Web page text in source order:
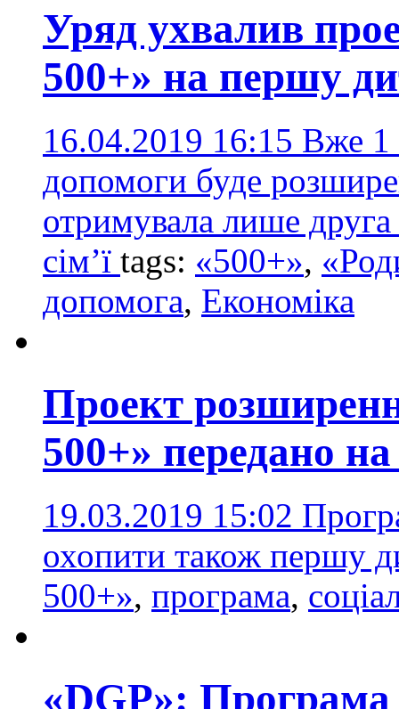
Уряд ухвалив
500+» на першу
16.04.2019 16:15 Вже 1
допомоги буде
отримувала лише
сім’ї tags: «500+»,
допомога, Економіка
Проект
500+» передано на
19.03.2019 15:02
охопити також першу
500+», програма,
«DGP»: Програма